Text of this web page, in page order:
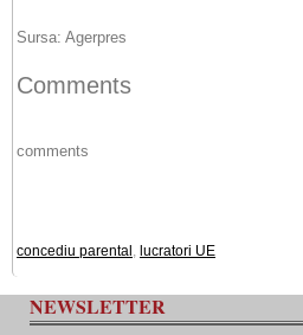
Sursa: Agerpres
Comments
comments
concediu parental , lucratori UE
NEWSLETTER